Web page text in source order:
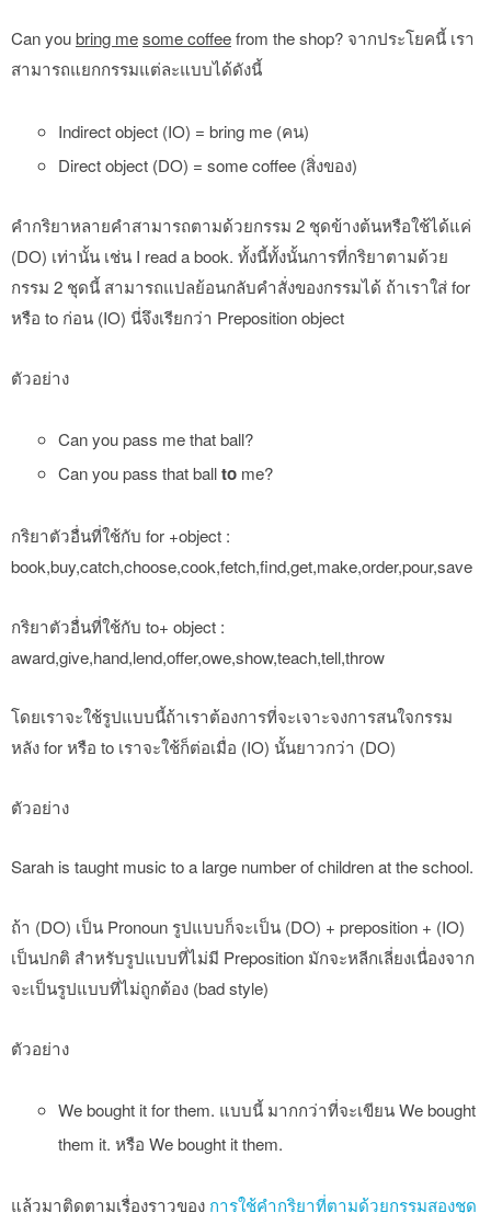
Can youbring mesome coffeefrom the shop? จากประโยคนี้ เรา
สามารถแยกกรรมแต่ละแบบได้ดังนี้
Indirect object (IO) = bring me (คน)
Direct object (DO) = some coffee (สิ่งของ)
คำกริยาหลายคำสามารถตามด้วยกรรม 2 ชุดข้างต้นหรือใช้ได้แค่
(DO) เท่านั้น เช่น I read a book. ทั้งนี้ทั้งนั้นการที่กริยาตามด้วย
กรรม 2 ชุดนี้ สามารถแปลย้อนกลับคำสั่งของกรรมได้ ถ้าเราใส่ for
หรือ to ก่อน (IO) นี่จึงเรียกว่า Preposition object
ตัวอย่าง
Can you pass me that ball?
Can you pass that balltome?
กริยาตัวอื่นที่ใช้กับ for +object :
book,buy,catch,choose,cook,fetch,find,get,make,order,pour,save
กริยาตัวอื่นที่ใช้กับ to+ object :
award,give,hand,lend,offer,owe,show,teach,tell,throw
โดยเราจะใช้รูปแบบนี้ถ้าเราต้องการที่จะเจาะจงการสนใจกรรม
หลัง for หรือ to เราจะใช้ก็ต่อเมื่อ (IO) นั้นยาวกว่า (DO)
ตัวอย่าง
Sarah is taught music to a large number of children at the school.
ถ้า (DO) เป็น Pronoun รูปแบบก็จะเป็น (DO) + preposition + (IO)
เป็นปกติ สำหรับรูปแบบที่ไม่มี Preposition มักจะหลีกเลี่ยงเนื่องจาก
จะเป็นรูปแบบที่ไม่ถูกต้อง (bad style)
ตัวอย่าง
We bought it for them. แบบนี้ มากกว่าที่จะเขียน We bought
them it. หรือ We bought it them.
แล้วมาติดตามเรื่องราวของ การใช้คำกริยาที่ตามด้วยกรรมสองชุด